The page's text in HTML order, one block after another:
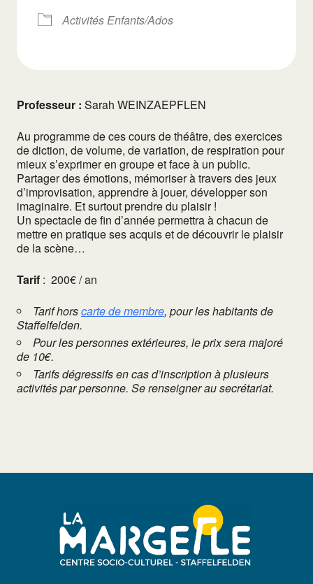
Activités Enfants/Ados
Professeur : Sarah WEINZAEPFLEN
Au programme de ces cours de théâtre, des exercices
de diction, de volume, de variation, de respiration pour
mieux s’exprimer en groupe et face à un public.
Partager des émotions, mémoriser à travers des jeux
d’improvisation, apprendre à jouer, développer son
imaginaire. Et surtout prendre du plaisir !
Un spectacle de fin d’année permettra à chacun de
mettre en pratique ses acquis et de découvrir le plaisir
de la scène…
Tarif : 200€ / an
Tarif horscarte de membre, pour les habitants de
Staffelfelden.
Pour les personnes extérieures, le prix sera majoré
de 10€.
Tarifs dégressifs en cas d’inscription à plusieurs
activités par personne. Se renseigner au secrétariat.